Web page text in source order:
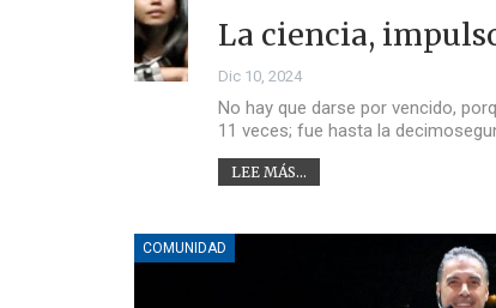
La ciencia,
Dic 10, 2024
No hay que darse por vencido,
11 veces; fue hasta la
LEE MÁS...
COMUNIDAD